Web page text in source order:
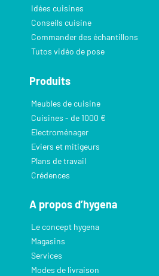
Idées cuisines
Conseils cuisine
Commander des échantillons
Tutos vidéo de pose
Produits
Meubles de cuisine
Cuisines - de 1000 €
Electroménager
Eviers et mitigeurs
Plans de travail
Crédences
A propos d’hygena
Le concept hygena
Magasins
Services
Modes de livraison